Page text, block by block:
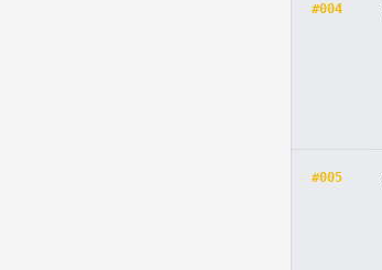
#004
#005